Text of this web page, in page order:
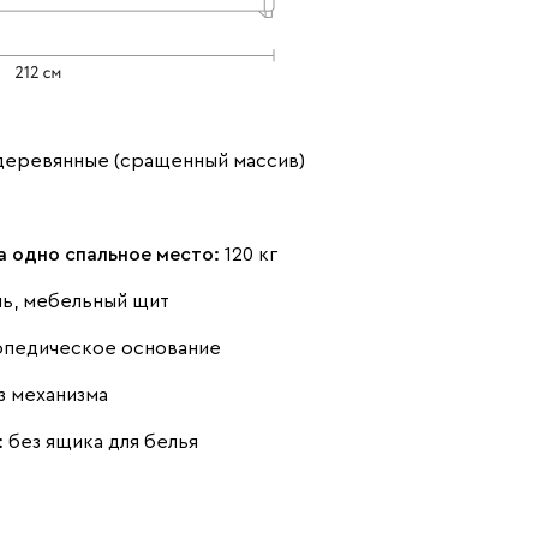
Ультра
(Coral)
(сращенный массив)
одно спальное место: 120 кг
мебельный щит
основание
механизма
без ящика для белья